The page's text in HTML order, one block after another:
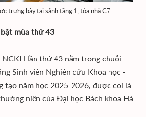
trưng bày tại sảnh tầng 1, tòa nhà C7
mùa thứ 43
NCKH lần thứ 43 nằm trong chuỗi
Sinh viên Nghiên cứu Khoa học -
tạo năm học 2025-2026, được coi là
niên của Đại học Bách khoa Hà